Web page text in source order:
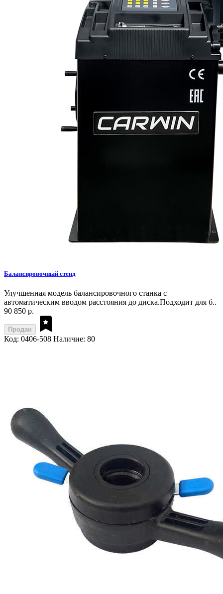
Балансировочный стенд
Улучшенная модель балансировочного станка с
автоматическим вводом расстояния до диска.Подходит для б..
90 850 р.
Продан
Код: 0406-508 Наличие: 80